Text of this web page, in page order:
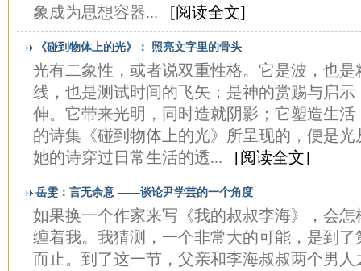
象成为思想容器... [阅读全文]
《碰到物体上的光》： 照亮文字里的骨头
光有二象性，或者说双重性格。它是波，也
线，也是测试时间的飞矢；是神的赏赐与启
伸。它带来光明，同时造就阴影；它塑造生
的诗集《碰到物体上的光》所呈现的，便是
她的诗穿过日常生活的透... [阅读全文]
岳雯：言无余意 ——谈论尹学芸的一个角度
如果换一个作家来写《我的叔叔李海》，会
缠着我。我猜测，一个非常大的可能，是到了
而止。到了这一节，父亲和李海叔叔两个男